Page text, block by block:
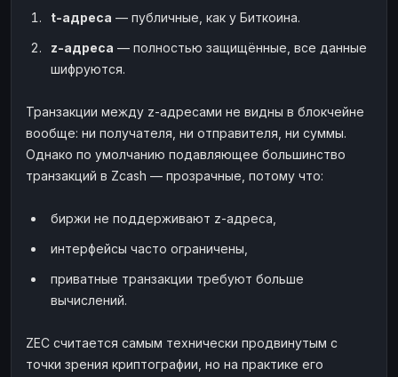
t-адреса — публичные, как у Биткоина.
z-адреса — полностью защищённые, все данные
шифруются.
Транзакции между z-адресами не видны в блокчейне
вообще: ни получателя, ни отправителя, ни суммы.
Однако по умолчанию подавляющее большинство
транзакций в Zcash — прозрачные, потому что:
биржи не поддерживают z-адреса,
интерфейсы часто ограничены,
приватные транзакции требуют больше
вычислений.
ZEC считается самым технически продвинутым с
точки зрения криптографии, но на практике его